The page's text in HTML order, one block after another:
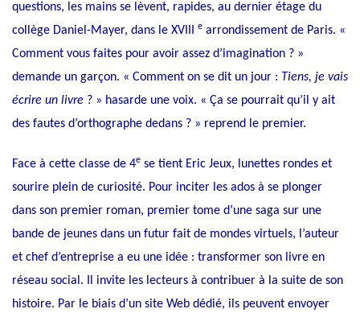
questions, les mains se lèvent, rapides, au dernier étage du
collège Daniel-Mayer, dans le XVIII e arrondissement de Paris. «
Comment vous faites pour avoir assez d’imagination ? »
demande un garçon. « Comment on se dit un jour : Tiens, je vais
écrire un livre ? » hasarde une voix. « Ça se pourrait qu’il y ait
des fautes d’orthographe dedans ? » reprend le premier.
Face à cette classe de 4e se tient Eric Jeux, lunettes rondes et
sourire plein de curiosité. Pour inciter les ados à se plonger
dans son premier roman, premier tome d’une saga sur une
bande de jeunes dans un futur fait de mondes virtuels, l’auteur
et chef d’entreprise a eu une idée : transformer son livre en
réseau social. Il invite les lecteurs à contribuer à la suite de son
histoire. Par le biais d’un site Web dédié, ils peuvent envoyer